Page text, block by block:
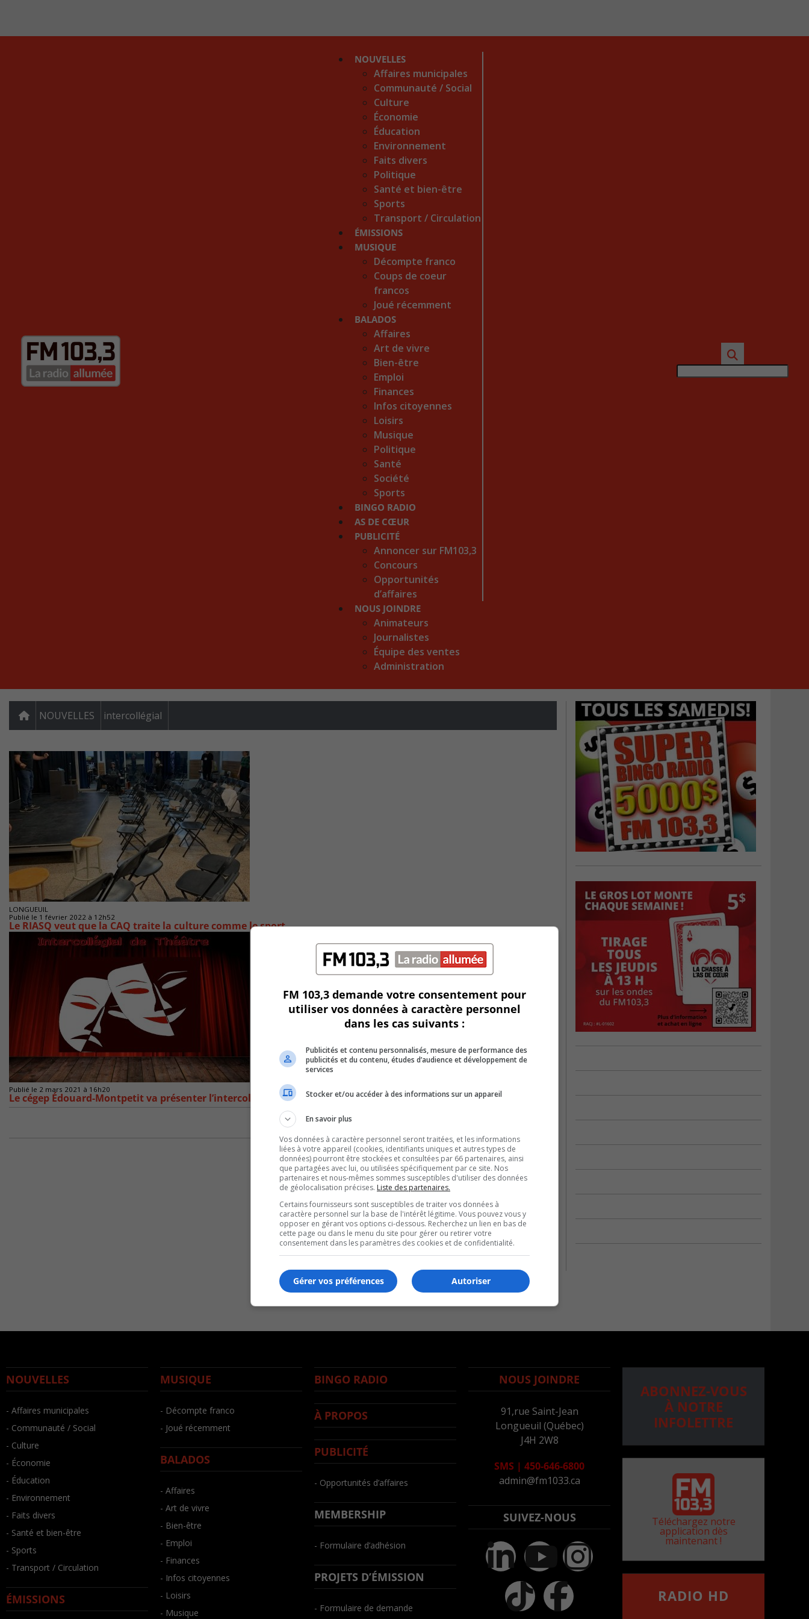
NOUVELLES
Affaires municipales
Communauté / Social
Culture
Économie
Éducation
Environnement
Faits divers
Politique
Santé et bien-être
Sports
Transport / Circulation
ÉMISSIONS
MUSIQUE
Décompte franco
Coups de coeur
francos
Joué récemment
BALADOS
Affaires
Art de vivre
Bien-être
Emploi
Finances
Infos citoyennes
Loisirs
Musique
Politique
Santé
Société
Sports
BINGO RADIO
AS DE CŒUR
PUBLICITÉ
Annoncer sur FM103,3
Concours
Opportunités
d’affaires
NOUS JOINDRE
Animateurs
Journalistes
Équipe des ventes
Administration
NOUVELLES intercollégial
LONGUEUIL
Publié le 1 février 2022 à 12h52
Le RIASQ veut que la CAQ traite la culture comme le sport
Publié le 2 mars 2021 à 16h20
Le cégep Édouard-Montpetit va présenter l’intercollégial de théâtre
NOUVELLES
- Affaires municipales
- Communauté / Social
- Culture
- Économie
- Éducation
- Environnement
- Faits divers
- Santé et bien-être
- Sports
- Transport / Circulation
ÉMISSIONS
MUSIQUE
- Décompte franco
- Joué récemment
BALADOS
- Affaires
- Art de vivre
- Bien-être
- Emploi
- Finances
- Infos citoyennes
- Loisirs
- Musique
BINGO RADIO
À PROPOS
PUBLICITÉ
- Opportunités d’affaires
MEMBERSHIP
- Formulaire d’adhésion
PROJETS D’ÉMISSION
- Formulaire de demande
NOUS JOINDRE
91,rue Saint-Jean
Longueuil (Québec)
J4H 2W8
SMS | 450-646-6800
admin@fm1033.ca
SUIVEZ-NOUS
ABONNEZ-VOUS
À NOTRE
INFOLETTRE
Téléchargez notre
application dès
maintenant !
RADIO HD
FM 103,3 demande votre consentement pour
utiliser vos données à caractère personnel
dans les cas suivants :
Publicités et contenu personnalisés, mesure de performance des
publicités et du contenu, études d’audience et développement de
services
Stocker et/ou accéder à des informations sur un appareil
En savoir plus
Vos données à caractère personnel seront traitées, et les informations
liées à votre appareil (cookies, identifiants uniques et autres types de
données) pourront être stockées et consultées par 66 partenaires, ainsi
que partagées avec lui, ou utilisées spécifiquement par ce site. Nos
partenaires et nous-mêmes sommes susceptibles d'utiliser des données
de géolocalisation précises. Liste des partenaires.
Certains fournisseurs sont susceptibles de traiter vos données à
caractère personnel sur la base de l'intérêt légitime. Vous pouvez vous y
opposer en gérant vos options ci-dessous. Recherchez un lien en bas de
cette page ou dans le menu du site pour gérer ou retirer votre
consentement dans les paramètres des cookies et de confidentialité.
Autoriser
Gérer vos préférences